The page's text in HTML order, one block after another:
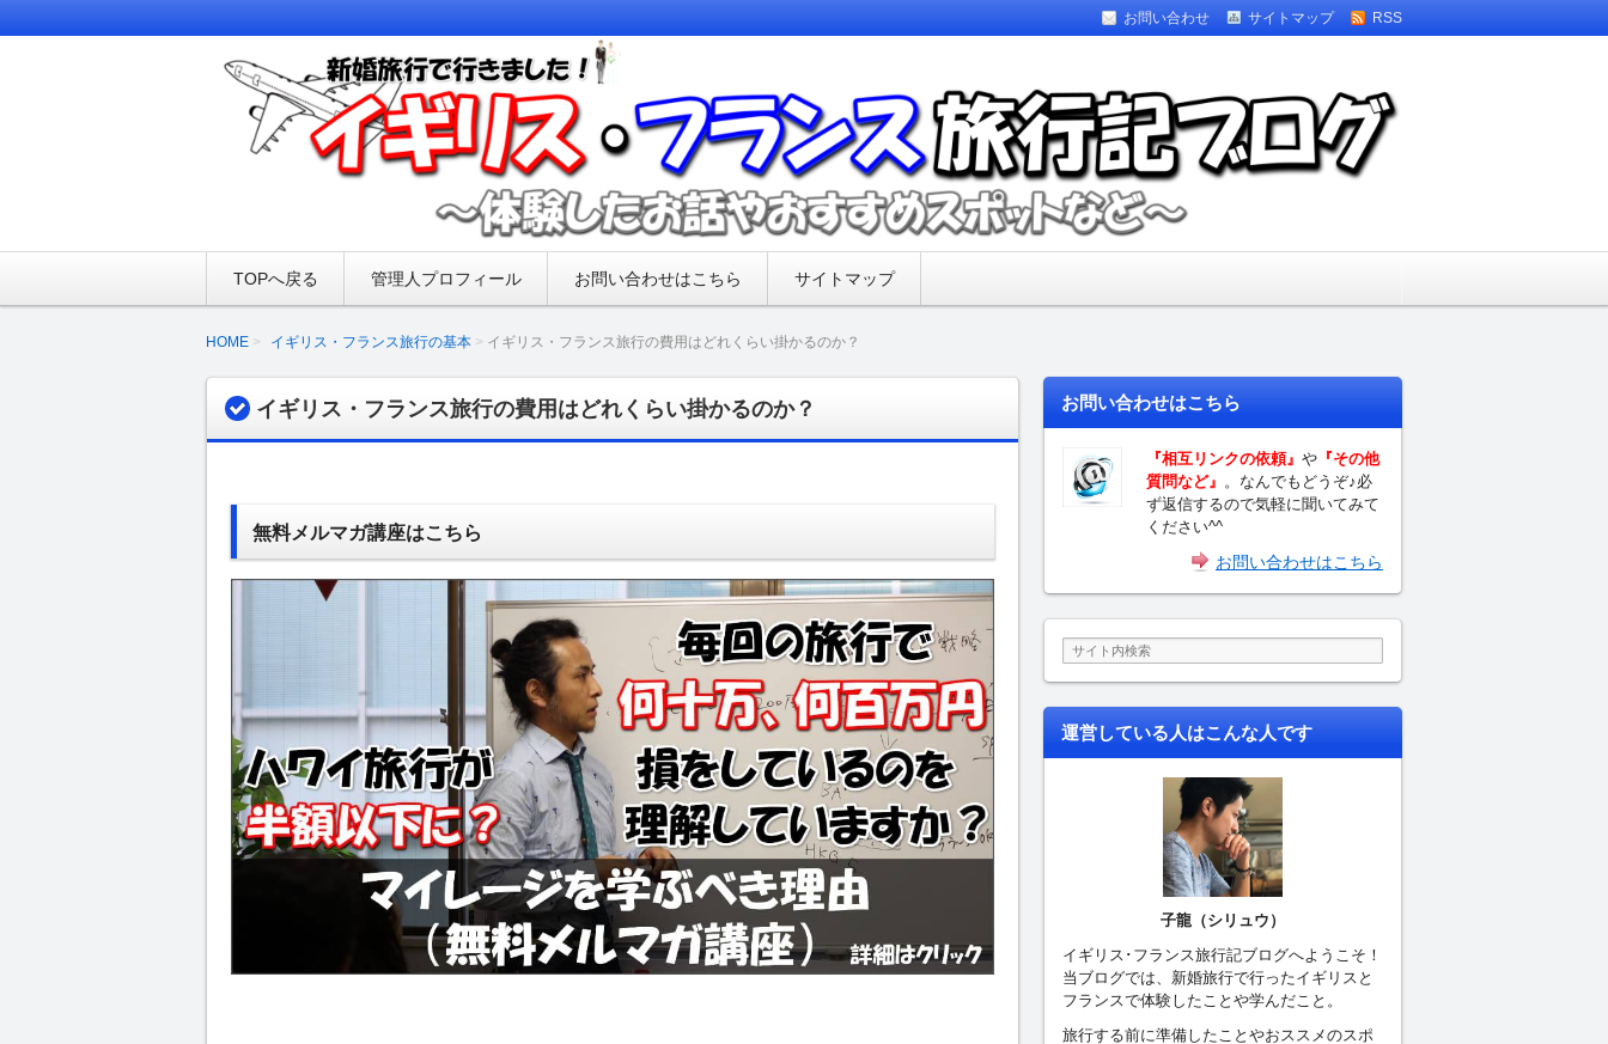
お問い合わせ サイトマップ RSS
イギリス・フランス旅行記ブログ【新婚旅行の話・おすすめスポット】
新婚旅行でイギリス・フランス旅行をしてきた内容をまとめたブログ。フランス・イギリス旅行前
に準備した荷物、フランス・イギリスでの写真やおすすめスポット、フランス・イギリスで起こっ
た事件なども掲載しております♪
TOPへ戻る 管理人プロフィール お問い合わせはこちら サイトマップ
HOME イギリス・フランス旅行の基本 イギリス・フランス旅行の費用はどれくらい掛かるのか？
イギリス・フランス旅行の費用はどれくらい掛かるのか？
無料メルマガ講座はこちら
お問い合わせはこちら
『相互リンクの依頼』 や 『その他
質問など』 。なんでもどうぞ♪必
ず返信するので気軽に聞いてみて
ください^^
お問い合わせはこちら
運営している人はこんな人です
子龍（シリュウ）
イギリス･フランス旅行記ブログへようこそ！
当ブログでは、新婚旅行で行ったイギリスと
フランスで体験したことや学んだこと。
旅行する前に準備したことやおススメのスポ